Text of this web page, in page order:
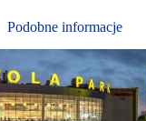
Podobne informacje